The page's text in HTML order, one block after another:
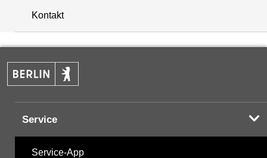
+
−
Kontakt
Service
Service-App